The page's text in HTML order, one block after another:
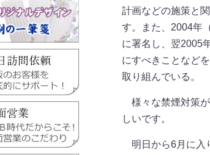
計画などの施策と
す。また、2004年
に署名し、翌2005
にすべきことなど
取り組んでいる。
様々な禁煙対策が
しいです。
明日から6月に入